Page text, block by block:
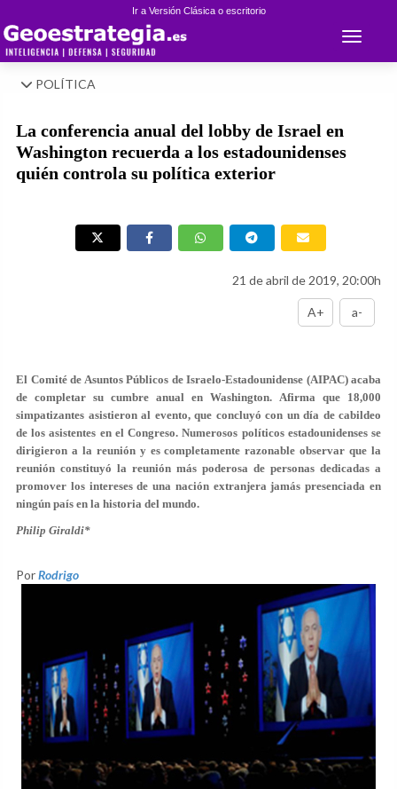
Ir a Versión Clásica o escritorio
Toggle
POLÍTICA
La conferencia anual del lobby de Israel en
Washington recuerda a los estadounidenses
quién controla su política exterior
21 de abril de 2019, 20:00h
A+ a-
El Comité de Asuntos Públicos de Israelo-Estadounidense (AIPAC) acaba
de completar su cumbre anual en Washington. Afirma que 18,000
simpatizantes asistieron al evento, que concluyó con un día de cabildeo
de los asistentes en el Congreso. Numerosos políticos estadounidenses se
dirigieron a la reunión y es completamente razonable observar que la
reunión constituyó la reunión más poderosa de personas dedicadas a
promover los intereses de una nación extranjera jamás presenciada en
ningún país en la historia del mundo.
Philip Giraldi*
PorRodrigo